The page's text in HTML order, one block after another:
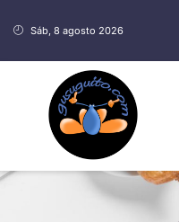
Sáb, 8 agosto 2026